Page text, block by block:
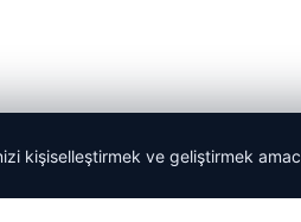
kişiselleştirmek ve geliştirmek